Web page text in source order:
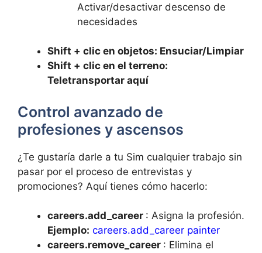
Activar/desactivar descenso de
necesidades
Shift + clic en objetos: Ensuciar/Limpiar
Shift + clic en el terreno:
Teletransportar aquí
Control avanzado de
profesiones y ascensos
¿Te gustaría darle a tu Sim cualquier trabajo sin
pasar por el proceso de entrevistas y
promociones? Aquí tienes cómo hacerlo:
careers.add_career : Asigna la profesión.
Ejemplo: careers.add_career painter
careers.remove_career : Elimina el